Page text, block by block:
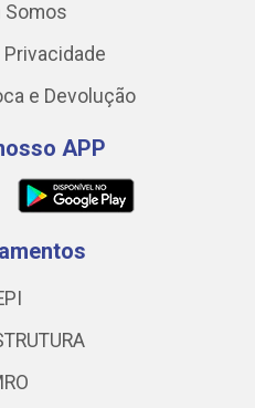
Somos
e Devolução
APP